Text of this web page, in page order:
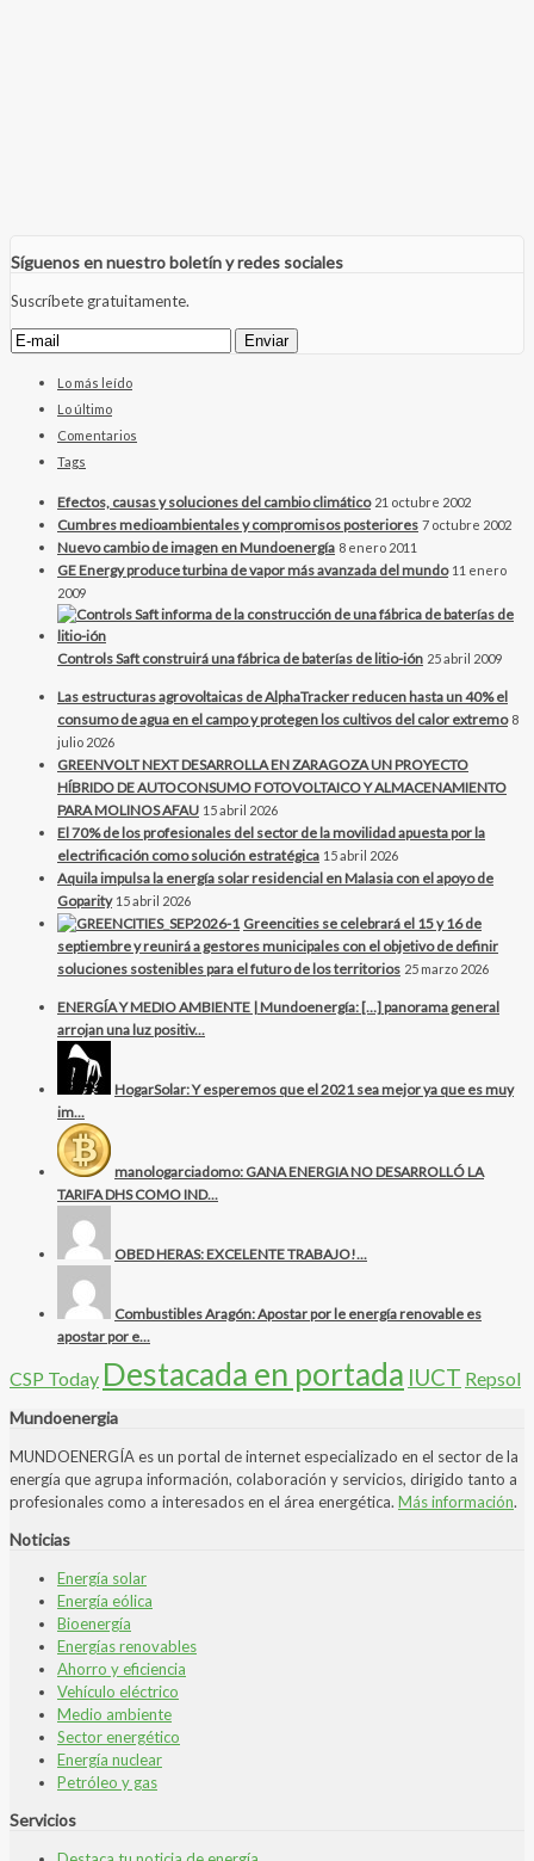
Síguenos en nuestro boletín y redes sociales
Suscríbete gratuitamente.
Lo más leído
Lo último
Comentarios
Tags
Efectos, causas y soluciones del cambio climático 21 octubre 2002
Cumbres medioambientales y compromisos posteriores 7 octubre 2002
Nuevo cambio de imagen en Mundoenergía 8 enero 2011
GE Energy produce turbina de vapor más avanzada del mundo 11 enero
2009
Controls Saft construirá una fábrica de baterías de litio-ión 25 abril 2009
Las estructuras agrovoltaicas de AlphaTracker reducen hasta un 40% el
consumo de agua en el campo y protegen los cultivos del calor extremo 8
julio 2026
GREENVOLT NEXT DESARROLLA EN ZARAGOZA UN PROYECTO
HÍBRIDO DE AUTOCONSUMO FOTOVOLTAICO Y ALMACENAMIENTO
PARA MOLINOS AFAU 15 abril 2026
El 70% de los profesionales del sector de la movilidad apuesta por la
electrificación como solución estratégica 15 abril 2026
Aquila impulsa la energía solar residencial en Malasia con el apoyo de
Goparity 15 abril 2026
Greencities se celebrará el 15 y 16 de
septiembre y reunirá a gestores municipales con el objetivo de definir
soluciones sostenibles para el futuro de los territorios 25 marzo 2026
ENERGÍA Y MEDIO AMBIENTE | Mundoenergía: […] panorama general
arrojan una luz positiv...
HogarSolar: Y esperemos que el 2021 sea mejor ya que es muy
im...
manologarciadomo: GANA ENERGIA NO DESARROLLÓ LA
TARIFA DHS COMO IND...
OBED HERAS: EXCELENTE TRABAJO!...
Combustibles Aragón: Apostar por le energía renovable es
apostar por e...
CSP Today Destacada en portada IUCT Repsol
Mundoenergia
MUNDOENERGÍA es un portal de internet especializado en el sector de la
energía que agrupa información, colaboración y servicios, dirigido tanto a
profesionales como a interesados en el área energética. Más información.
Noticias
Energía solar
Energía eólica
Bioenergía
Energías renovables
Ahorro y eficiencia
Vehículo eléctrico
Medio ambiente
Sector energético
Energía nuclear
Petróleo y gas
Servicios